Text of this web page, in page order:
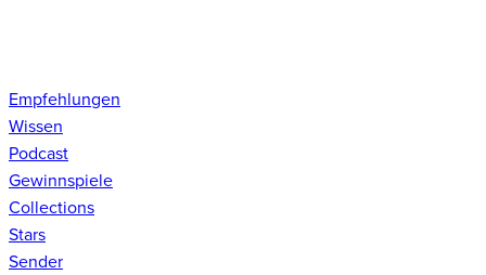
Empfehlungen
Wissen
Podcast
Gewinnspiele
Collections
Stars
Sender